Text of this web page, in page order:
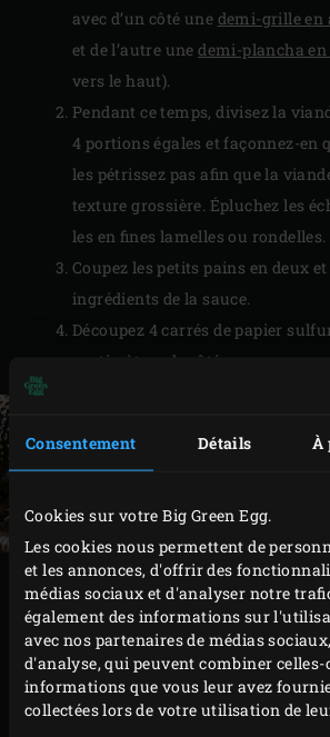
Consentement Détails À
Cookies sur votre Big Green Egg.
Les cookies nous permettent de
et les annonces, d'offrir des
médias sociaux et d'analyser notre
également des informations sur
avec nos partenaires de médias
d'analyse, qui peuvent combiner
informations que vous leur avez
collectées lors de votre utilisation de
avec d’un côté une demi-grille en
et de l’autre unedemi-plancha
vers le haut).
Pendant ce temps, divisez la
4 portions égales et façonnez-en
les pétrissez pas afin que la
texture grossière. Épluchez les
les en fines lamelles ou rondelles.
Coupez les petits pains en deux
ingrédients de la sauce.
Découpez 4 carrés de papier
centimètres de côté.
Placez 2 ou 3 des petits pains
grille, partie coupée vers le bas,
pendant environ 30 secondes.